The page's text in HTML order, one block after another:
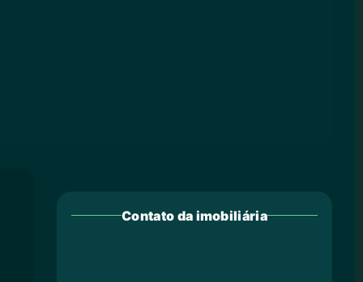
Contato da imobiliária